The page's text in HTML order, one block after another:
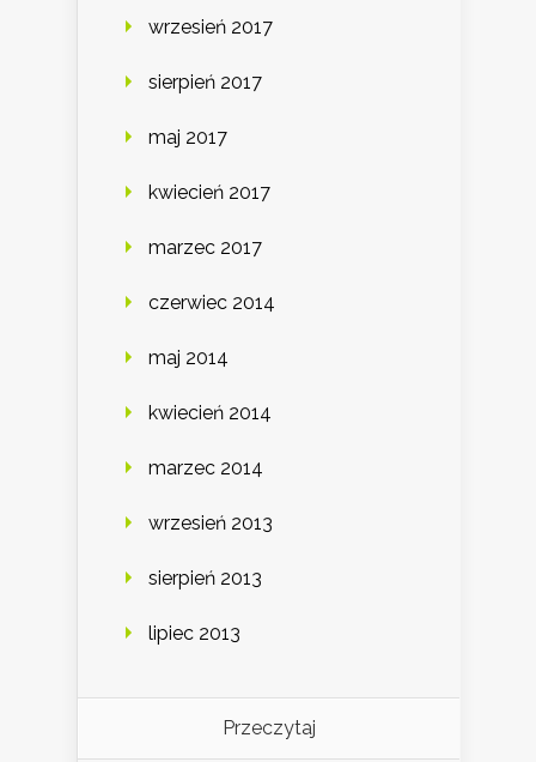
wrzesień 2017
sierpień 2017
maj 2017
kwiecień 2017
marzec 2017
czerwiec 2014
maj 2014
kwiecień 2014
marzec 2014
wrzesień 2013
sierpień 2013
lipiec 2013
Przeczytaj